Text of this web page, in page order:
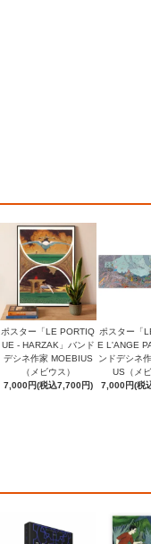
ポスター「LE PORTIQ
UE - HARZAK」バンド
デシネ作家 MOEBIUS
（メビウス）
7,000円(税込7,700円)
ポスター「
E L'ANGE
ンドデシネ
US（メビ
7,000円(税